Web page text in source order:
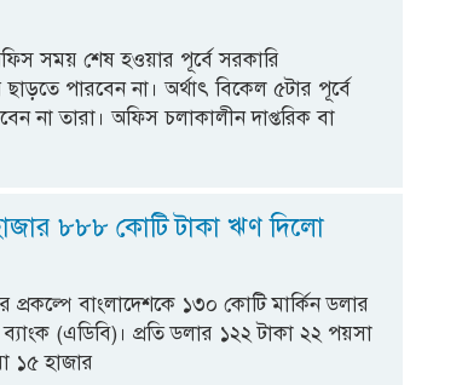
সময় শেষ হওয়ার পূর্বে সরকারি
ছাড়তে পারবেন না। অর্থাৎ বিকেল ৫টার পূর্বে
না তারা। অফিস চলাকালীন দাপ্তরিক বা
৮৮৮ কোটি টাকা ঋণ দিলো
প্রকল্পে বাংলাদেশকে ১৩০ কোটি মার্কিন ডলার
(এডিবি)। প্রতি ডলার ১২২ টাকা ২২ পয়সা
১৫ হাজার